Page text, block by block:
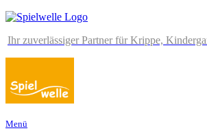
Ihr zuverlässiger Partner für Krippe,
Menü